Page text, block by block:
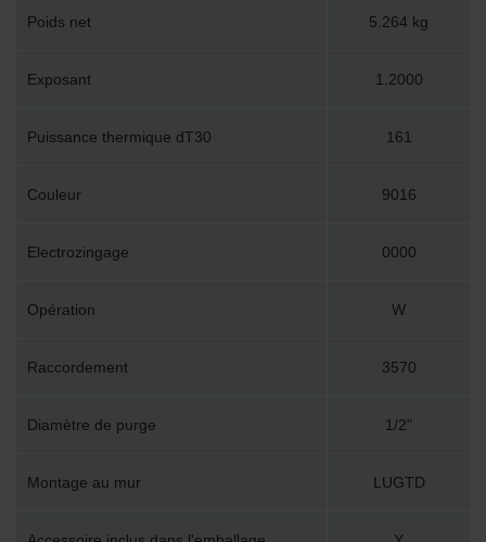
Poids net 5.264 kg
Exposant 1.2000
Puissance thermique dT30 161
Couleur 9016
Electrozingage 0000
Opération W
Raccordement 3570
Diamètre de purge 1/2"
Montage au mur LUGTD